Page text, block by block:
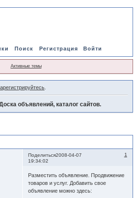
Поиск Регистрация Войти
Активные темы
.
объявлений, каталог сайтов.
Поделиться 1
2008-04-07
19:34:02
Разместить объявление. Продвижение
товаров и услуг. Добавить свое
объявление можно здесь: